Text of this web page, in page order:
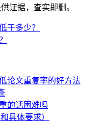
证据，查实即删。
于多少？
论文重复率的好方法
的话困难吗
具体要求）